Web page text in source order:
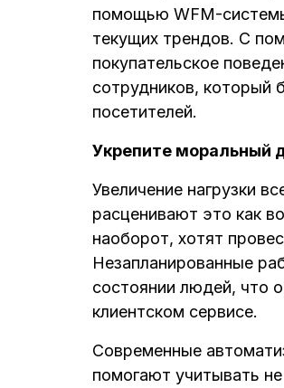
помощью WFM-
текущих трендов. С
покупательское
сотрудников, который
посетителей.
Укрепите моральный
Увеличение нагрузки
расценивают это как
наоборот, хотят
Незапланированные
состоянии людей, что
клиентском сервисе.
Современные
помогают учитывать